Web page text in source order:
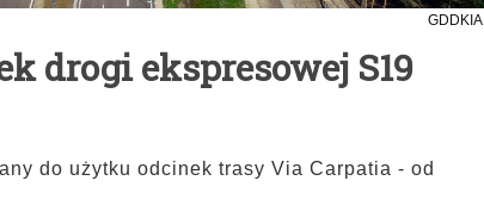
GDDKIA
drogi ekspresowej S19
do użytku odcinek trasy Via Carpatia - od